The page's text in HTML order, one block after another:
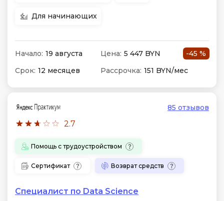
Для начинающих
Начало: 19 августа Цена: 5 447 BYN
-45 %
Срок: 12 месяцев Рассрочка: 151 BYN/мес
2.7
85 отзывов
Помощь с трудоустройством
Сертификат Возврат средств
Специалист по Data Science